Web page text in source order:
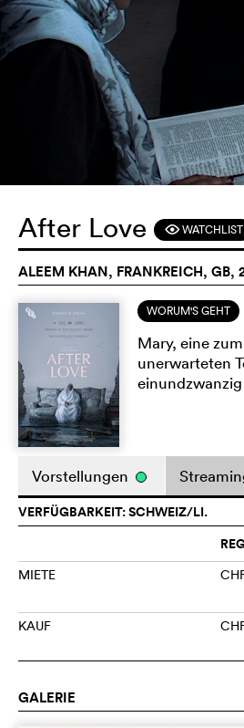
After Love FWATCHLIST
ALEEM KHAN, FRANKREICH, GB,
WORUM'S GEHT
Mary, eine
unerwarteten
Vorstellungen
VERFÜGBARKEIT: SCHWEIZ/LI.
MIETE
KAUF
GALERIE